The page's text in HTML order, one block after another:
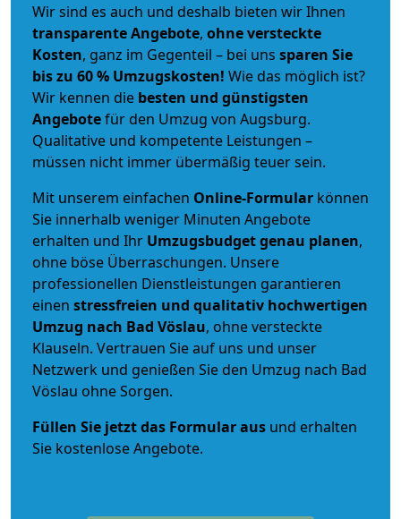
Wir sind es auch und deshalb bieten wir Ihnen
transparente Angebote, ohne versteckte
Kosten, ganz im Gegenteil – bei uns sparen Sie
bis zu 60 % Umzugskosten! Wie das möglich ist?
Wir kennen die besten und günstigsten
Angebotefür den Umzug von Augsburg.
Qualitative und kompetente Leistungen –
müssen nicht immer übermäßig teuer sein.
Mit unserem einfachen Online-Formular können
Sie innerhalb weniger Minuten Angebote
erhalten und Ihr Umzugsbudgetgenau planen,
ohne böse Überraschungen. Unsere
professionellen Dienstleistungen garantieren
einen stressfreien und qualitativ hochwertigen
Umzug nach Bad Vöslau, ohne versteckte
Klauseln. Vertrauen Sie auf uns und unser
Netzwerk und genießen Sie den Umzug nach Bad
Vöslau ohne Sorgen.
Füllen Sie jetzt das Formular aus und erhalten
Sie kostenlose Angebote.